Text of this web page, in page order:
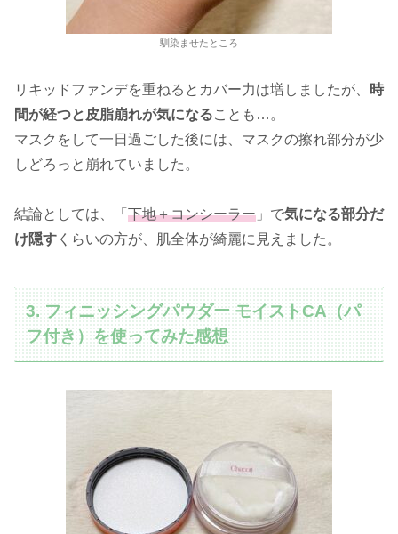
馴染ませたところ
リキッドファンデを重ねるとカバー力は増しましたが、
時
間が経つと皮脂崩れが気になることも…。
マスクをして一日過ごした後には、マスクの擦れ部分が少
しどろっと崩れていました。
結論としては、「 下地＋コンシーラー 」で気になる部分だ
け隠す くらいの方が、肌全体が綺麗に見えました。
3. フィニッシングパウダー モイストCA（パ
フ付き）を使ってみた感想